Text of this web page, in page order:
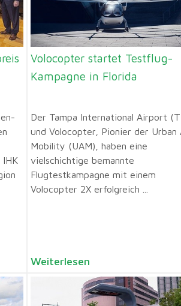
IHK
Volocopter startet Testflug-
Kampagne in Florida
Der Tampa International Airport
und Volocopter, Pionier der Urban
Mobility (UAM), haben eine
vielschichtige bemannte
Flugtestkampagne mit einem
Volocopter 2X erfolgreich ...
Weiterlesen